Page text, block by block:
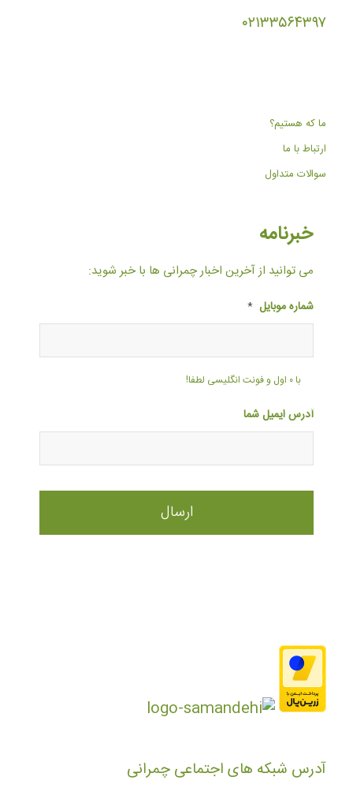
۰۲۱۳۳۵۶۴۳۹۷
ما که هستیم؟
ارتباط با ما
سوالات متداول
خبرنامه
می توانید از آخرین اخبار چمرانی ها با خبر شوید:
شماره موبایل *
با ۰ اول و فونت انگلیسی لطفا!
آدرس ایمیل شما
آدرس شبکه های اجتماعی چمرانی